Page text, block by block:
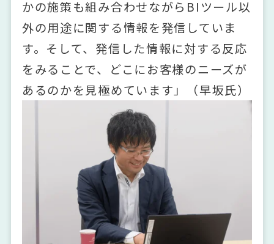
かの施策も組み合わせながらBIツール以
外の用途に関する情報を発信していま
す。そして、発信した情報に対する反応
をみることで、どこにお客様のニーズが
あるのかを見極めています」（早坂氏）